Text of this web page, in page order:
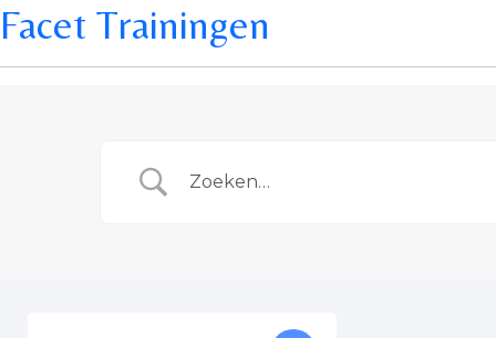
Facet Trainingen